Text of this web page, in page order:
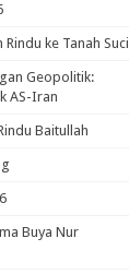
ke Tanah Suci
Geopolitik:
AS-Iran
Baitullah
Buya Nur